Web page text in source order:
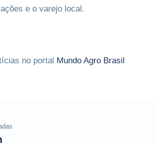
e o varejo local.
no portal Mundo Agro Brasil